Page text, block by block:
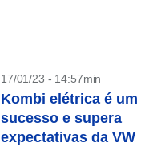
17/01/23 - 14:57min
Kombi elétrica é um
sucesso e supera
expectativas da VW